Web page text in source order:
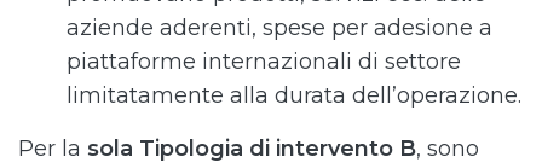
aziende aderenti, spese per adesione a
piattaforme internazionali di settore
limitatamente alla durata dell’operazione.
Per la sola Tipologia di intervento B, sono